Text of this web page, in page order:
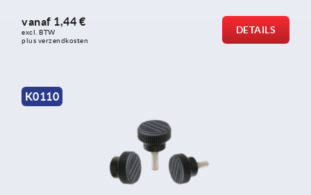
vanaf 1,44 €
excl. BTW
plus verzendkosten
DETAILS
K0110